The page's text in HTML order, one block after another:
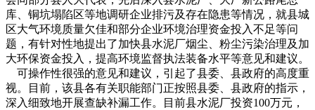
库、铜坑塌陷区等地调研企业排污及存在隐患等情况，就县城
区大气环境质量欠佳和部分企业环境治理资金投入不足等问
题，有针对性地提出了加快县水泥厂烟尘、粉尘污染治理及加
大环保资金投入，提高环境监督执法装备水平等意见和建议。
可操作性很强的意见和建议，引起了县委、县政府的高度重
视。目前，该县各有关职能部门正按照县委、县政府的指示，
深入细致地开展查缺补漏工作。目前县水泥厂投资100万元，